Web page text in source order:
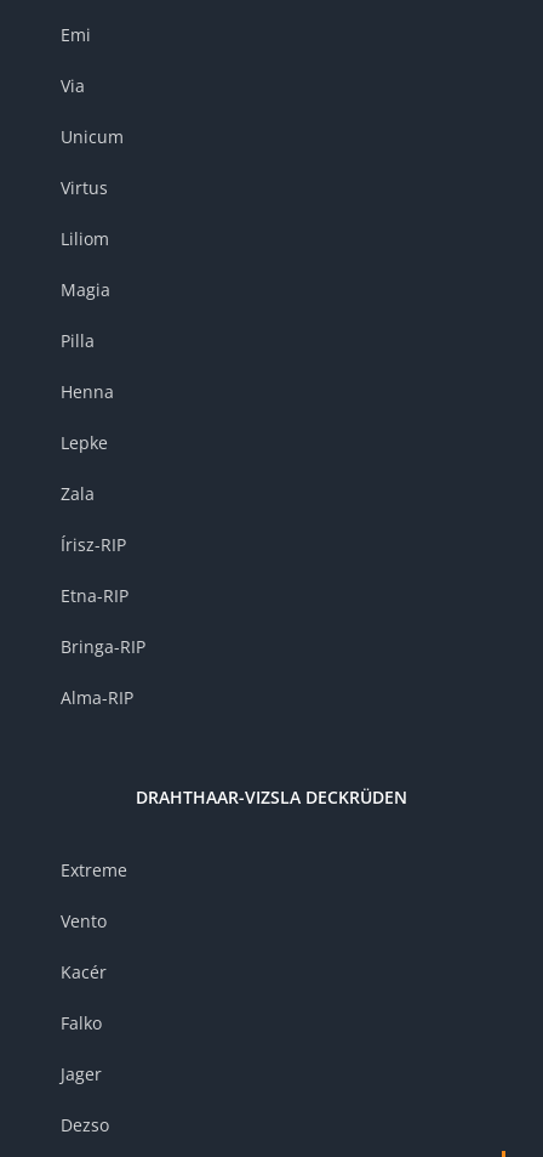
Emi
Via
Unicum
Virtus
Liliom
Magia
Pilla
Henna
Lepke
Zala
Írisz-RIP
Etna-RIP
Bringa-RIP
Alma-RIP
DRAHTHAAR-VIZSLA DECKRÜDEN
Extreme
Vento
Kacér
Falko
Jager
Dezso